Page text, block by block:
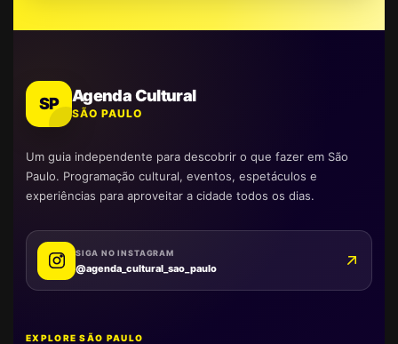
SP Agenda Cultural
SÃO PAULO
Um guia independente para descobrir o que fazer em São
Paulo. Programação cultural, eventos, espetáculos e
experiências para aproveitar a cidade todos os dias.
SIGA NO INSTAGRAM
@agenda_cultural_sao_paulo
EXPLORE SÃO PAULO